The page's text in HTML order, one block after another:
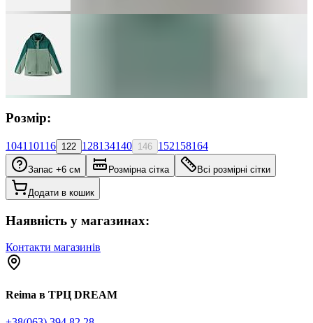
Розмір:
104110116 122 128134140 146 152158164
Запас +6 см Розмірна сітка Всі розмірні сітки
Додати в кошик
Наявність у магазинах:
Контакти магазинів
Reima в ТРЦ DREAM